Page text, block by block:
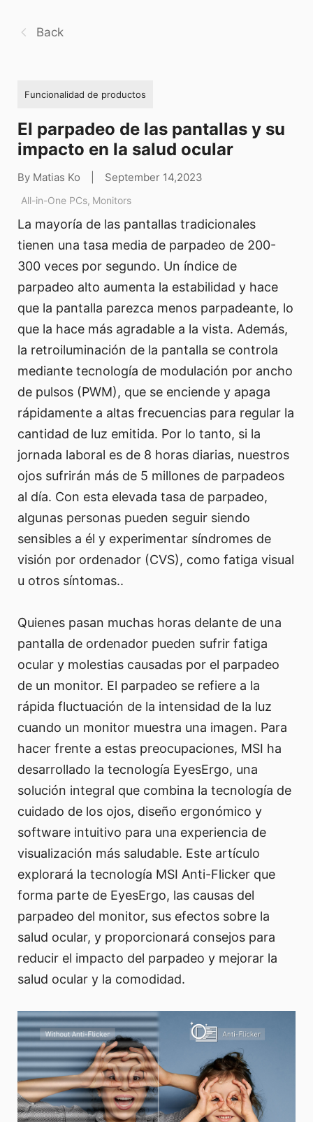
Back
Funcionalidad de productos
El parpadeo de las pantallas y su
impacto en la salud ocular
By Matias Ko September 14,2023
All-in-One PCs, Monitors
La mayoría de las pantallas tradicionales
tienen una tasa media de parpadeo de 200-
300 veces por segundo. Un índice de
parpadeo alto aumenta la estabilidad y hace
que la pantalla parezca menos parpadeante, lo
que la hace más agradable a la vista. Además,
la retroiluminación de la pantalla se controla
mediante tecnología de modulación por ancho
de pulsos (PWM), que se enciende y apaga
rápidamente a altas frecuencias para regular la
cantidad de luz emitida. Por lo tanto, si la
jornada laboral es de 8 horas diarias, nuestros
ojos sufrirán más de 5 millones de parpadeos
al día. Con esta elevada tasa de parpadeo,
algunas personas pueden seguir siendo
sensibles a él y experimentar síndromes de
visión por ordenador (CVS), como fatiga visual
u otros síntomas..
Quienes pasan muchas horas delante de una
pantalla de ordenador pueden sufrir fatiga
ocular y molestias causadas por el parpadeo
de un monitor. El parpadeo se refiere a la
rápida fluctuación de la intensidad de la luz
cuando un monitor muestra una imagen. Para
hacer frente a estas preocupaciones, MSI ha
desarrollado la tecnología EyesErgo, una
solución integral que combina la tecnología de
cuidado de los ojos, diseño ergonómico y
software intuitivo para una experiencia de
visualización más saludable. Este artículo
explorará la tecnología MSI Anti-Flicker que
forma parte de EyesErgo, las causas del
parpadeo del monitor, sus efectos sobre la
salud ocular, y proporcionará consejos para
reducir el impacto del parpadeo y mejorar la
salud ocular y la comodidad.